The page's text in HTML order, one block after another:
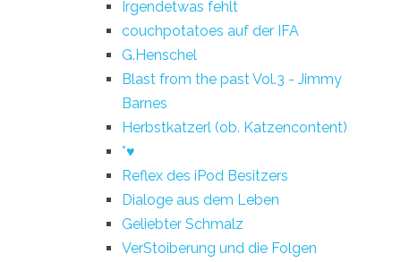
Irgendetwas fehlt
couchpotatoes auf der IFA
G.Henschel
Blast from the past Vol.3 - Jimmy
Barnes
Herbstkatzerl (ob. Katzencontent)
*♥
Reflex des iPod Besitzers
Dialoge aus dem Leben
Geliebter Schmalz
VerStoiberung und die Folgen